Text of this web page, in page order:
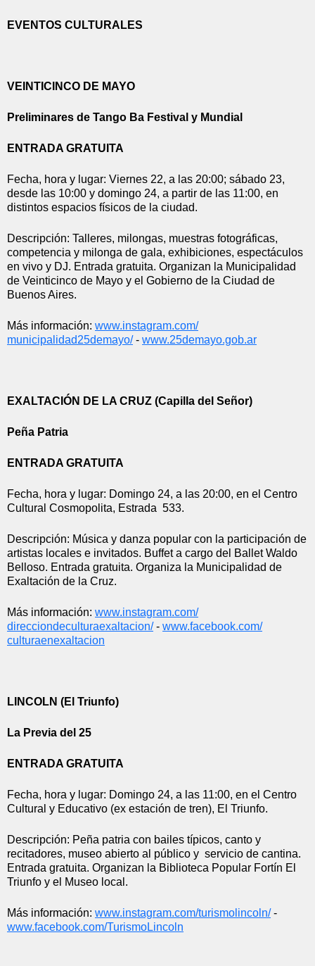
EVENTOS CULTURALES
VEINTICINCO DE MAYO
Preliminares de Tango Ba Festival y Mundial
ENTRADA GRATUITA
Fecha, hora y lugar: Viernes 22, a las 20:00; sábado 23,
desde las 10:00 y domingo 24, a partir de las 11:00, en
distintos espacios físicos de la ciudad.
Descripción: Talleres, milongas, muestras fotográficas,
competencia y milonga de gala, exhibiciones, espectáculos
en vivo y DJ. Entrada gratuita. Organizan la Municipalidad
de Veinticinco de Mayo y el Gobierno de la Ciudad de
Buenos Aires.
Más información: www.instagram.com/
municipalidad25demayo/ - www.25demayo.gob.ar
EXALTACIÓN DE LA CRUZ (Capilla del Señor)
Peña Patria
ENTRADA GRATUITA
Fecha, hora y lugar: Domingo 24, a las 20:00, en el Centro
Cultural Cosmopolita, Estrada  533.
Descripción: Música y danza popular con la participación de
artistas locales e invitados. Buffet a cargo del Ballet Waldo
Belloso. Entrada gratuita. Organiza la Municipalidad de
Exaltación de la Cruz.
Más información: www.instagram.com/
direcciondeculturaexaltacion/ - www.facebook.com/
culturaenexaltacion
LINCOLN (El Triunfo)
La Previa del 25
ENTRADA GRATUITA
Fecha, hora y lugar: Domingo 24, a las 11:00, en el Centro
Cultural y Educativo (ex estación de tren), El Triunfo.
Descripción: Peña patria con bailes típicos, canto y
recitadores, museo abierto al público y  servicio de cantina.
Entrada gratuita. Organizan la Biblioteca Popular Fortín El
Triunfo y el Museo local.
Más información: www.instagram.com/turismolincoln/
www.facebook.com/TurismoLincoln